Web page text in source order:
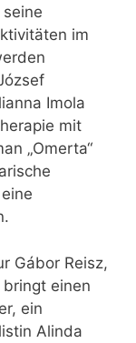
im
Imola
mit
„Omerta“
Gábor Reisz,
einen
ein
Alinda